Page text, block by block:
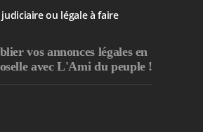
ou légale à faire
vos annonces légales en
avec L'Ami du peuple !